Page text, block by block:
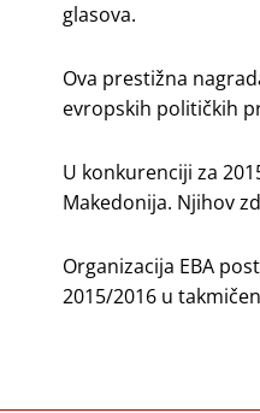
glasova.
Ova prestižna
evropskih političkih
U konkurenciji za
Makedonija. Njihov
Organizacija EBA
2015/2016 u